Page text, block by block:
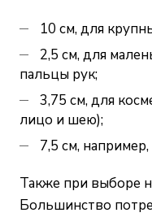
10 см, для
2,5 см, для
пальцы рук;
3,75 см, для
лицо и шею);
7,5 см,
Также при выборе
Большинство